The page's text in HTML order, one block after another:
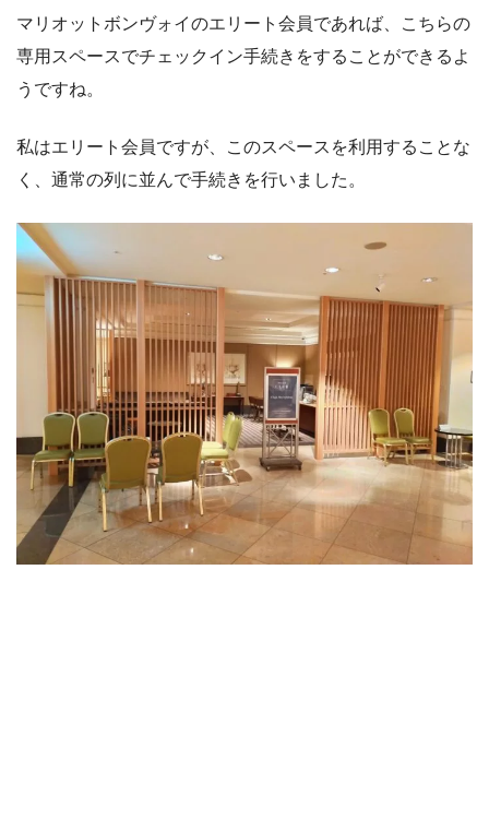
マリオットボンヴォイのエリート会員であれば、こちらの
専用スペースでチェックイン手続きをすることができるよ
うですね。
私はエリート会員ですが、このスペースを利用することな
く、通常の列に並んで手続きを行いました。